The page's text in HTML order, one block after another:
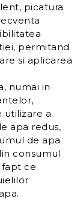
picatura
permitand
si aplicarea
numai in
utilizare a
apa redus,
de apa
consumul
fapt ce